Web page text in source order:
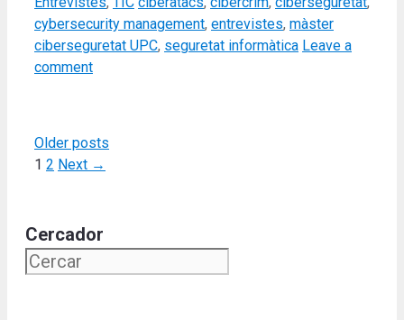
cybersecurity management, entrevistes, màster
ciberseguretat UPC, seguretat informàtica Leave a
comment
Older posts
Page
1 Page
2 Next →
Cercador